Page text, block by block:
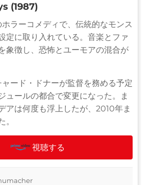
(1987)
ラーコメディで、伝統的なモンス
定に取り入れている。音楽とファ
象徴し、恐怖とユーモアの混合が
ード・ドナーが監督を務める予定
ュールの都合で変更になった。ま
アは何度も浮上したが、2010年ま
。
視聴する